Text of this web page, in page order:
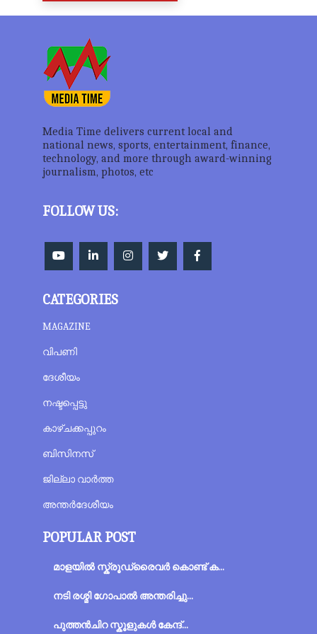
Media Time delivers current local and
national news, sports, entertainment, finance,
technology, and more through award-winning
journalism, photos, etc
FOLLOW US:
CATEGORIES
MAGAZINE
വിപണി
ദേശീയം
നഷ്ടപ്പെട്ടു
കാഴ്ചക്കപ്പുറം
ബിസിനസ്
ജില്ലാ വാർത്ത
അന്തര്‍ദേശീയം
POPULAR POST
മാളയില്‍ സ്ക്രൂഡ്രൈവർ കൊണ്ട് ക...
നടി രശ്മി ഗോപാല്‍ അന്തരിച്ചു...
പുത്തന്‍‌ചിറ സ്കൂളുകള്‍ കേന്ദ്...